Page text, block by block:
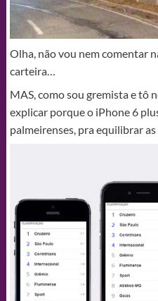
Olha, não vou nem comentar
carteira…
MAS, como sou gremista e tô
explicar porque o iPhone 6
palmeirenses, pra equilibrar